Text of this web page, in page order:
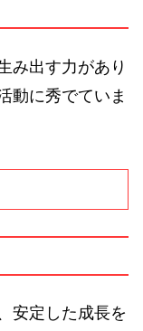
み出す力があり
動に秀でていま
安定した成長を